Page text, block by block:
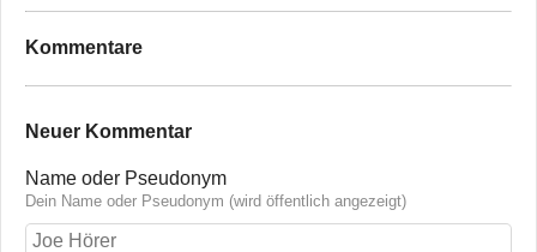
Kommentare
Neuer Kommentar
Name oder Pseudonym
Dein Name oder Pseudonym (wird öffentlich angezeigt)